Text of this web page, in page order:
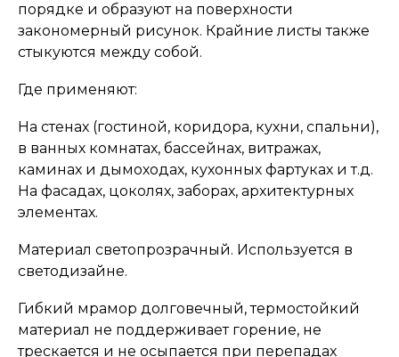
порядке и образуют на поверхности
закономерный рисунок. Крайние листы также
стыкуются между собой.
Где применяют:
На стенах (гостиной, коридора, кухни, спальни),
в ванных комнатах, бассейнах, витражах,
каминах и дымоходах, кухонных фартуках и т.д.
На фасадах, цоколях, заборах, архитектурных
элементах.
Материал светопрозрачный. Используется в
светодизайне.
Гибкий мрамор долговечный, термостойкий
материал не поддерживает горение, не
трескается и не осыпается при перепадах